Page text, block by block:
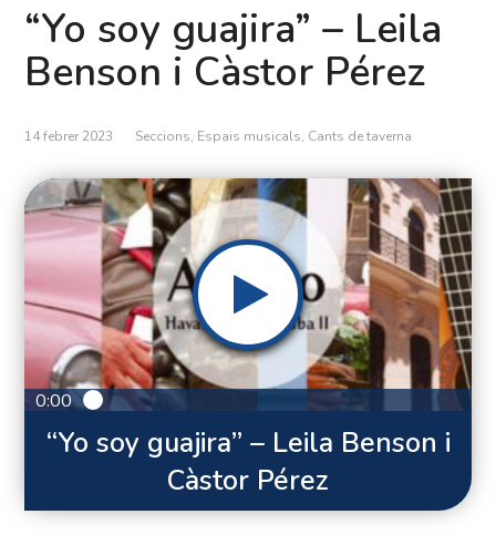
“Yo soy guajira” – Leila
Benson i Càstor Pérez
14 febrer 2023 Seccions, Espais musicals, Cants de taverna
0:00
“Yo soy guajira” – Leila Benson i
Càstor Pérez